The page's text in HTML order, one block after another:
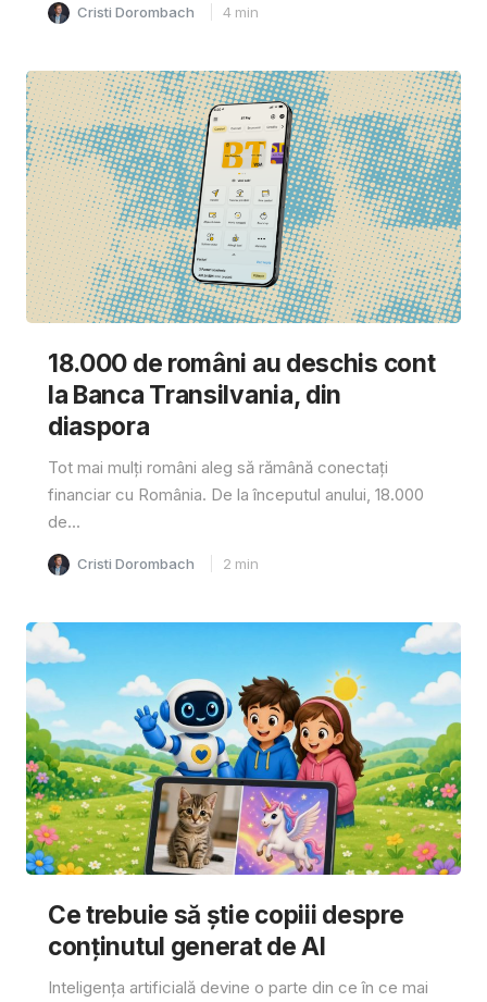
Cristi Dorombach 4 min
18.000 de români au deschis cont
la Banca Transilvania, din
diaspora
Tot mai mulți români aleg să rămână conectați
financiar cu România. De la începutul anului, 18.000
de...
Cristi Dorombach 2 min
Ce trebuie să știe copiii despre
conținutul generat de AI
Inteligența artificială devine o parte din ce în ce mai